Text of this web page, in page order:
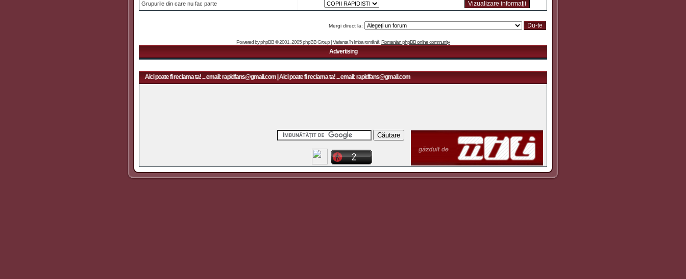
Grupurile din care nu fac parte
Mergi direct la:
Powered byphpBB© 2001, 2005 phpBB Group | Varianta în limba română:Romanian phpBB online community
Advertising
Aici poate fi reclama ta! ... email: rapidfans@gmail.com | Aici poate fi reclama ta! ... email: rapidfans@gmail.com | Aici poate fi reclama ta! ... email: rapidfans@gmail.com